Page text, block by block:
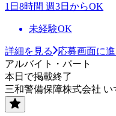
1日8時間 週3日からOK
未経験OK
詳細を見る
応募画面に
アルバイト・パート
本日で掲載終了
三和警備保障株式会社